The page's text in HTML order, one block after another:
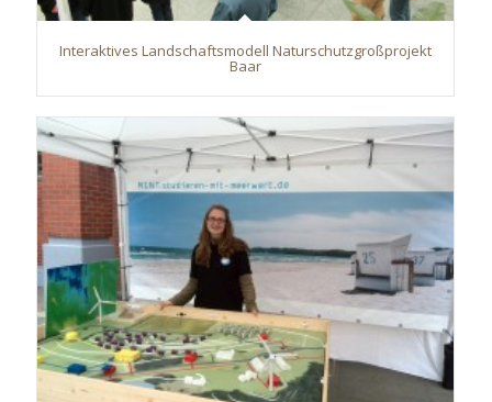
Interaktives Landschaftsmodell Naturschutzgroßprojekt
Baar